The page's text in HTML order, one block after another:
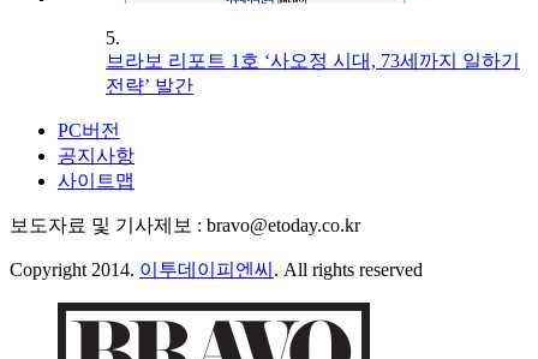
5.
브라보 리포트 1호 ‘사오정 시대, 73세까지 일하기
전략’ 발간
PC버전
공지사항
사이트맵
보도자료 및 기사제보 : bravo@etoday.co.kr
Copyright 2014. 이투데이피엔씨 . All rights reserved